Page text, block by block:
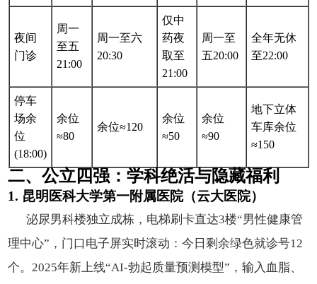
夜间
门诊
周一
至五
21:00
周一至六
20:30
仅中
药夜
取至
21:00
周一至
五20:00
全年无休
至22:00
停车
场余
位
(18:00)
余位
≈80
余位≈120
余位
≈50
余位
≈90
地下立体
车库余位
≈150
二、公立四强：学科绝活与隐藏福利
1. 昆明医科大学第一附属医院（云大医院）
泌尿男科楼独立成栋，电梯刷卡直达3楼“男性健康管
理中心”，门口电子屏实时滚动：今日剩余绿色就诊号12
个。2025年新上线“AI-勃起质量预测模型”，输入血脂、